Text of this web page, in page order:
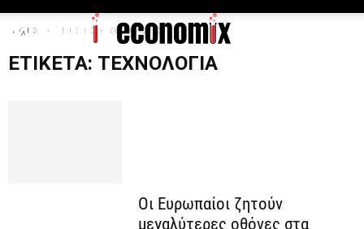
Αρχική Ετικέτες τεχνολογία
ΕΤΙΚΈΤΑ: ΤΕΧΝΟΛΟΓΊΑ
Οι Ευρωπαίοι ζητούν
μεγαλύτερες οθόνες στα